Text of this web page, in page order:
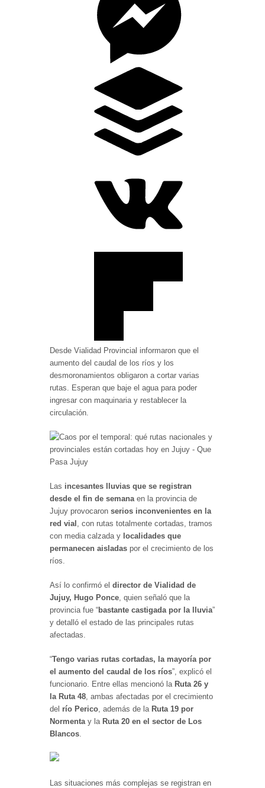
Desde Vialidad Provincial informaron que el
aumento del caudal de los ríos y los
desmoronamientos obligaron a cortar varias
rutas. Esperan que baje el agua para poder
ingresar con maquinaria y restablecer la
circulación.
Las incesantes lluvias que se registran
desde el fin de semanaen la provincia de
Jujuy provocaron serios inconvenientes en la
red vial , con rutas totalmente cortadas, tramos
con media calzada y localidades que
permanecen aisladas por el crecimiento de los
ríos.
Así lo confirmó el director de Vialidad de
Jujuy, Hugo Ponce, quien señaló que la
provincia fue “bastante castigada por la lluvia”
y detalló el estado de las principales rutas
afectadas.
“Tengo varias rutas cortadas, la mayoría por
el aumento del caudal de los ríos”, explicó el
funcionario. Entre ellas mencionó la Ruta 26 y
la Ruta 48, ambas afectadas por el crecimiento
del río Perico, además de la Ruta 19 por
Normentay la Ruta 20 en el sector de Los
Blancos.
Las situaciones más complejas se registran en